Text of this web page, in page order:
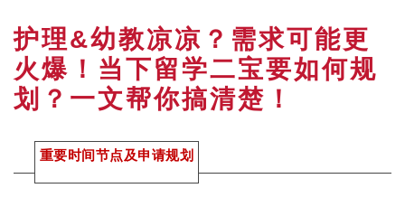
护理&幼教凉凉？需求可能更
火爆！当下留学二宝要如何规
划？一文帮你搞清楚！
重要时间节点及申请规划